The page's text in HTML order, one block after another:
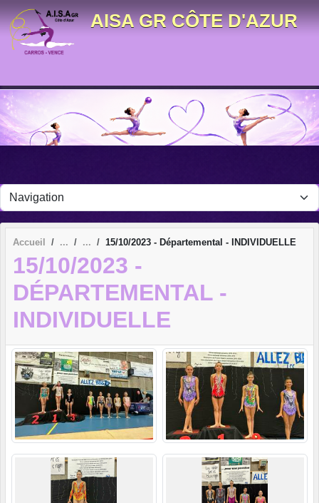
AISA GR CÔTE D'AZUR
Accueil 15/10/2023 - Départemental - INDIVIDUELLE
15/10/2023 -
DÉPARTEMENTAL -
INDIVIDUELLE
Panneau de gestion des cookies